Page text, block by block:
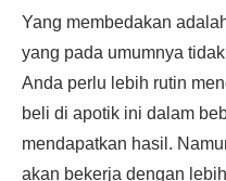
Yang membedakan
yang pada umumnya
Anda perlu lebih rutin
beli di apotik ini dalam
mendapatkan hasil.
akan bekerja dengan